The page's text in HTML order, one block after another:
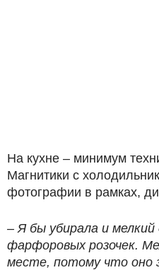
На кухне – минимум
Магнитики с
фотографии в рамках,
– Я бы убирала и мелкий
фарфоровых розочек.
месте, потому что оно